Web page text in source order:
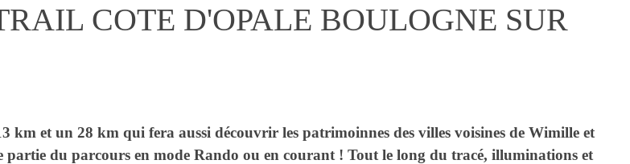
COTE D'OPALE BOULOGNE SUR
et un 28 km qui fera aussi découvrir les patrimoinnes des villes voisines de Wimille et
du parcours en mode Rando ou en courant ! Tout le long du tracé, illuminations et